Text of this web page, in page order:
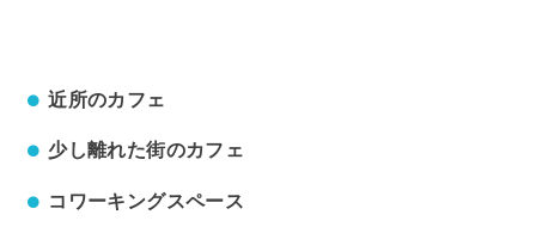
近所のカフェ
少し離れた街のカフェ
コワーキングスペース